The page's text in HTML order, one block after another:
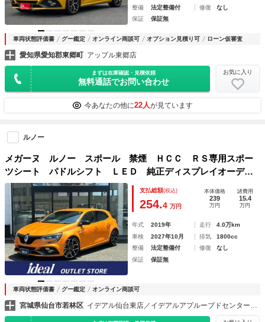
整備
法定整備付 修復
なし
保証
保証無
車両状態評価書 グー鑑定 オンライン商談可 オプション見積り可 ローン仮審査
愛知県愛知郡東郷町 アップル東郷店
まずは在庫確認・見積依頼
無料通話でお問い合わせ
お気に入り
今あなたの他に22人が見ています
ルノー
メガーヌ ルノー スポール 禁煙 ＨＣＣ ＲＳ専用スポー
ツシート パドルシフト ＬＥＤ 純正ディスプレイオーディ
オ ＦＲソナー クルコン Ｆドラレコ Ｆフォグ スピード
リミット マルチセンス Ｂカメラ ＥＴＣ 純正１９ＡＷ
支払総額(税込)
254.4 万円
本体価格
239
万円
諸費用
15.4
万円
年式 2019年 走行
4.0万km
車検
2027年10月 排気
1800cc
整備
法定整備付 修復
なし
保証
保証無
車両状態評価書 グー鑑定 オンライン商談可
宮城県仙台市若林区